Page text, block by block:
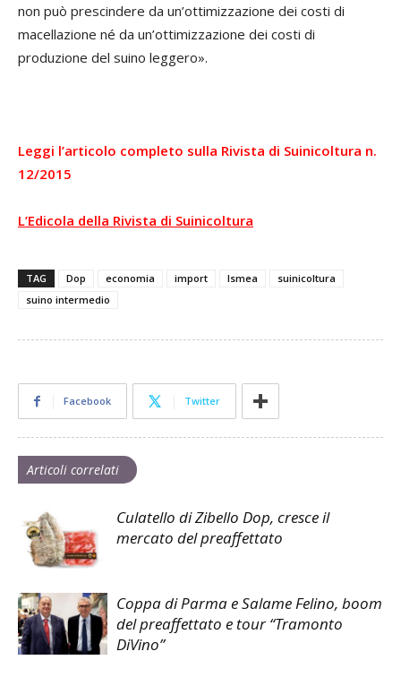
non può prescindere da un’ottimizzazione dei costi di
macellazione né da un’ottimizzazione dei costi di
produzione del suino leggero».
Leggi l’articolo completo sulla Rivista di Suinicoltura n.
12/2015
L’Edicola della Rivista di Suinicoltura
TAG Dop economia import Ismea
suinicoltura
suino intermedio
Facebook Twitter
Articoli correlati
Culatello di Zibello Dop, cresce il
mercato del preaffettato
Coppa di Parma e Salame Felino, boom
del preaffettato e tour “Tramonto
DiVino”